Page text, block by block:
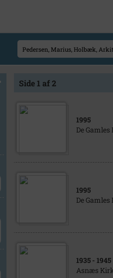
Side 1 af 2
1995
De
1995
De
1935 - 1945
Asnæs